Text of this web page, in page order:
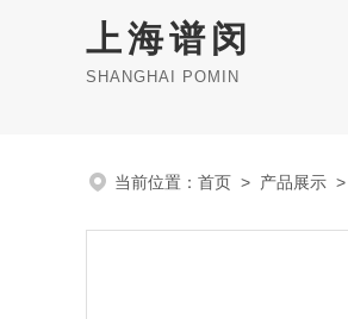
上海谱闵
SHANGHAI POMIN
当前位置： 首页 > 产品展示 >